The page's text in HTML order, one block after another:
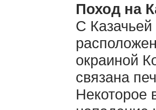
Поход на
С Казачьей
окраиной
связана
Некоторое